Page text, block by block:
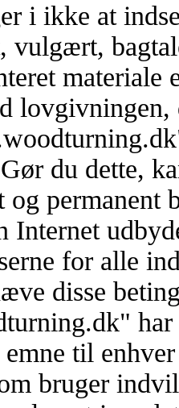
i ikke at
vulgært,
materiale
du dette,
permanent
Internet
for alle
disse
emne til
bruger